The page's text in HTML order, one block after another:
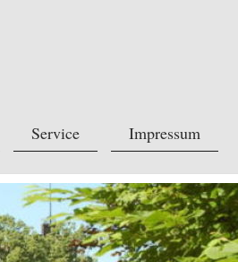
Service Impressum